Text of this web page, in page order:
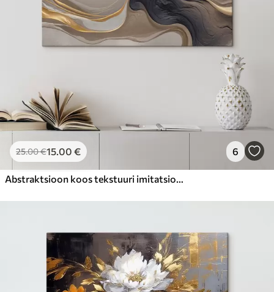
25.00€15.00 € 6
Abstraktsioon koos tekstuuri imitatsiooniga